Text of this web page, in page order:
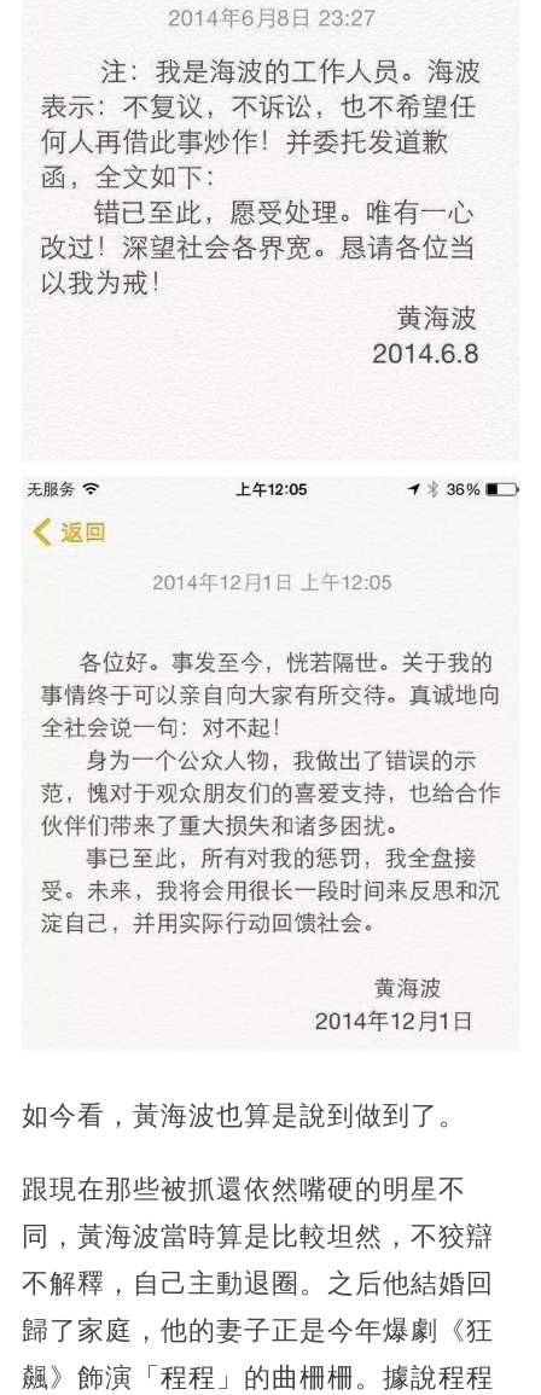
如今看，黃海波也算是說到做到了。
跟現在那些被抓還依然嘴硬的明星不
同，黃海波當時算是比較坦然，不狡辯
不解釋，自己主動退圈。之后他結婚回
歸了家庭，他的妻子正是今年爆劇《狂
飆》飾演「 程程 」的曲柵柵。 據說程程